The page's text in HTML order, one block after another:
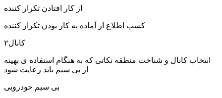
از کار افتادن تکرار کننده
کسب اطلاع از آماده به کار بودن تکرار کننده
کانال۲
انتخاب کانال و شناخت منطقه نکاتی که به هنگام استفاده ی بهینه
از بی سیم باید رعایت شود
بی سیم خودرویی